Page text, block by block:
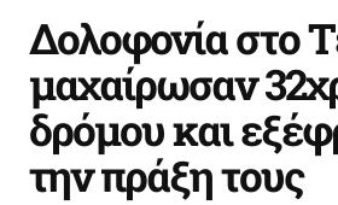
Δολοφονία στο
μαχαίρωσαν
δρόμου και
την πράξη τους